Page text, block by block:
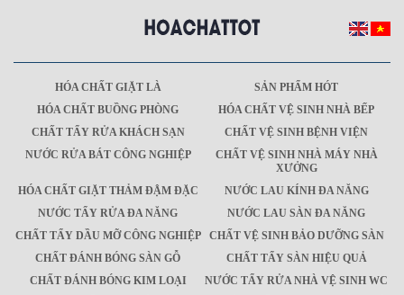
HÓA CHẤT GIẶT LÀ
SẢN PHẨM HÓT
HÓA CHẤT BUỒNG PHÒNG
HÓA CHẤT VỆ SINH NHÀ BẾP
CHẤT TẨY RỬA KHÁCH SẠN
CHẤT VỆ SINH BỆNH VIỆN
NƯỚC RỬA BÁT CÔNG NGHIỆP
CHẤT VỆ SINH NHÀ MÁY NHÀ
XƯỞNG
HÓA CHẤT GIẶT THẢM ĐẬM ĐẶC
NƯỚC LAU KÍNH ĐA NĂNG
NƯỚC TẨY RỬA ĐA NĂNG
NƯỚC LAU SÀN ĐA NĂNG
CHẤT TẨY DẦU MỠ CÔNG NGHIỆP
CHẤT VỆ SINH BẢO DƯỠNG SÀN
CHẤT ĐÁNH BÓNG SÀN GỖ
CHẤT TẨY SÀN HIỆU QUẢ
CHẤT ĐÁNH BÓNG KIM LOẠI
NƯỚC TẨY RỬA NHÀ VỆ SINH WC